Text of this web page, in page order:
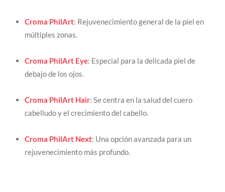
Croma PhilArt: Rejuvenecimiento general de la piel en
múltiples zonas.
Croma PhilArt Eye: Especial para la delicada piel de
debajo de los ojos.
Croma PhilArt Hair: Se centra en la salud del cuero
cabelludo y el crecimiento del cabello.
Croma PhilArt Next: Una opción avanzada para un
rejuvenecimiento más profundo.